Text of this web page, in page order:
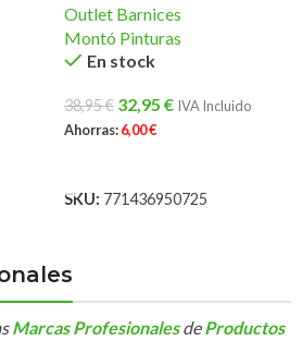
Outlet Barnices
Montó Pinturas
En stock
38,95€ 32,95 € IVA Incluido
Ahorras:6,00€
SKU: 771436950725
Marcas Profesionales deProductos